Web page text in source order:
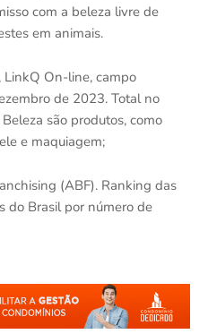
com a beleza livre de
em animais.
On-line, campo
de 2023. Total no
são produtos, como
e maquiagem;
(ABF). Ranking das
do Brasil por número de